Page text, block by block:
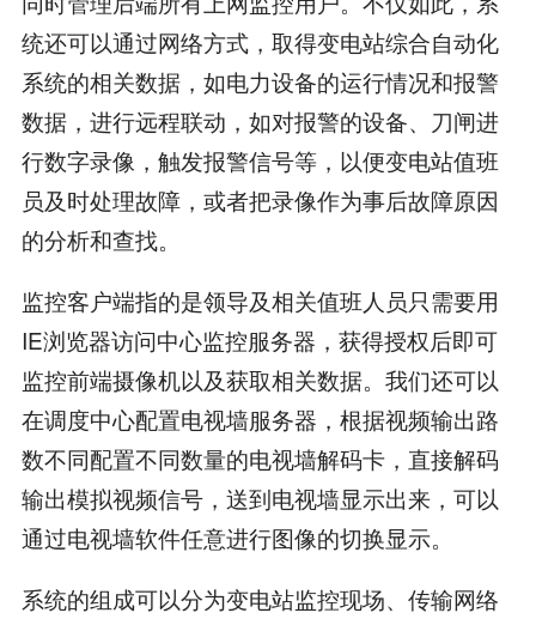
统还可以通过网络方式，取得变电站综合自动化
系统的相关数据，如电力设备的运行情况和报警
数据，进行远程联动，如对报警的设备、刀闸进
行数字录像，触发报警信号等，以便变电站值班
员及时处理故障，或者把录像作为事后故障原因
的分析和查找。
监控客户端指的是领导及相关值班人员只需要用
IE浏览器访问中心监控服务器，获得授权后即可
监控前端摄像机以及获取相关数据。我们还可以
在调度中心配置电视墙服务器，根据视频输出路
数不同配置不同数量的电视墙解码卡，直接解码
输出模拟视频信号，送到电视墙显示出来，可以
通过电视墙软件任意进行图像的切换显示。
系统的组成可以分为变电站监控现场、传输网络